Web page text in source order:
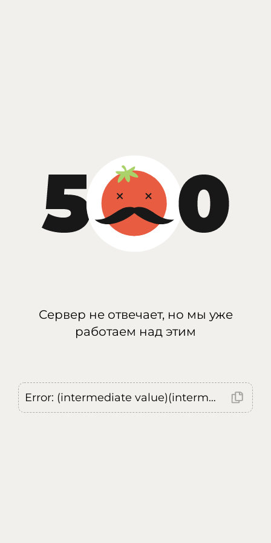
Сервер не отвечает, но мы уже
работаем над этим
Error: (intermediate value)(intermediate value)(intermediate value).replaceAll is not a function